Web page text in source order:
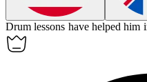
Drum lessons have helped him